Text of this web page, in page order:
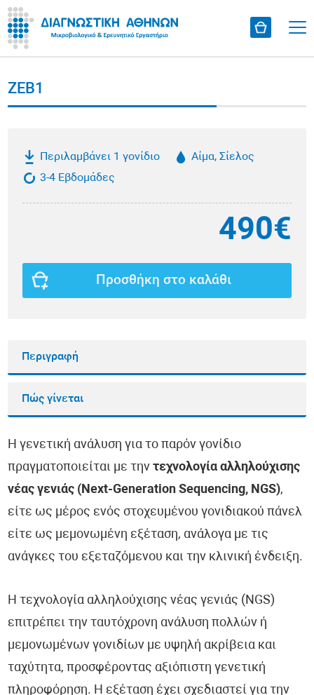
ZEB1
Περιλαμβάνει 1 γονίδιο
Αίμα, Σίελος
3-4 Εβδομάδες
490€
Προσθήκη στο καλάθι
Περιγραφή
Πώς γίνεται
Η γενετική ανάλυση για το παρόν γονίδιο
πραγματοποιείται με τηντεχνολογία αλληλούχισης
νέας γενιάς (Next-Generation Sequencing, NGS),
είτε ως μέρος ενός στοχευμένου γονιδιακού πάνελ
είτε ως μεμονωμένη εξέταση, ανάλογα με τις
ανάγκες του εξεταζόμενου και την κλινική ένδειξη.
Η τεχνολογία αλληλούχισης νέας γενιάς (NGS)
επιτρέπει την ταυτόχρονη ανάλυση πολλών ή
μεμονωμένων γονιδίων με υψηλή ακρίβεια και
ταχύτητα, προσφέροντας αξιόπιστη γενετική
πληροφόρηση. Η εξέταση έχει σχεδιαστεί για την